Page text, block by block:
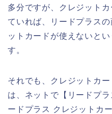
多分ですが、クレジット
ていれば、リードプラス
ットカードが使えないと
す。
それでも、クレジットカ
は、ネットで【リードプ
ードプラス クレジットカ